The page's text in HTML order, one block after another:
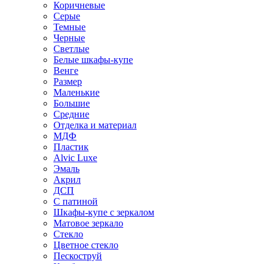
Коричневые
Серые
Темные
Черные
Светлые
Белые шкафы-купе
Венге
Размер
Маленькие
Большие
Средние
Отделка и материал
МДФ
Пластик
Alvic Luxe
Эмаль
Акрил
ДСП
С патиной
Шкафы-купе с зеркалом
Матовое зеркало
Стекло
Цветное стекло
Пескоструй